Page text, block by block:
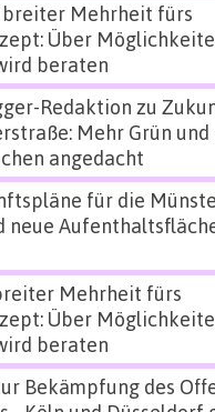
Mehrheit fürs
Über
beraten
Redaktion zu
Mehr Grün und
angedacht
für die
neue
Mehrheit fürs
Über
beraten
Bekämpfung des